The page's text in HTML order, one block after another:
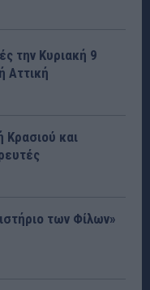
την Κυριακή 9
Αττική
Κρασιού και
των Φίλων»